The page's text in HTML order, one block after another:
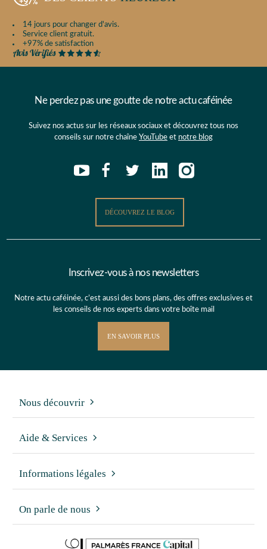
14 jours pour changer d'avis.
Service client gratuit.
+97% de satisfaction
Ne perdez pas une goutte de notre actu caféinée
Suivez nos actus sur les réseaux sociaux et découvrez tous nos
conseils sur notre chaîne YouTube et notre blog
DÉCOUVREZ LE BLOG
Inscrivez-vous à nos newsletters
Notre actu caféinée, c’est aussi des bons plans, des offres exclusives et
les conseils de nos experts dans votre boîte mail
EN SAVOIR PLUS
Nous découvrir
Aide & Services
Informations légales
On parle de nous